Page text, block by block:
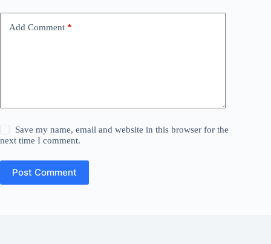
Add Comment *
Save my name, email and website in this browser for the
next time I comment.
Post Comment